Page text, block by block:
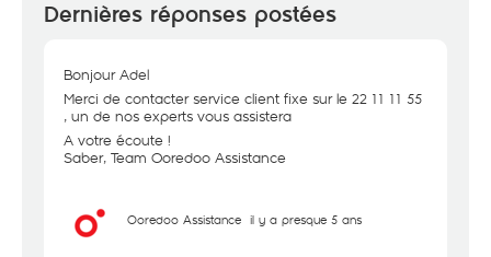
Dernières réponses postées
Bonjour Adel
Merci de contacter service client fixe sur le 22 11 11 55
, un de nos experts vous assistera
A votre écoute !
Saber, Team Ooredoo Assistance
Ooredoo Assistance il y a presque 5 ans